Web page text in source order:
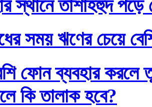
স্থানে তাশাহহুদ
সময় ঋণের চেয়ে
ফোন ব্যবহার
কি তালাক হবে?